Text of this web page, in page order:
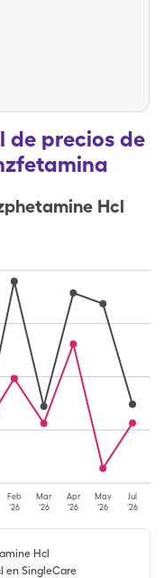
de precios de
Hcl
Feb
'26
Mar
'26
Apr
'26
May
'26
Jul
'26
Hcl
en SingleCare